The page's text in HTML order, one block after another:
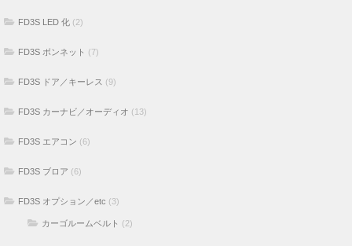
FD3S LED 化 (2)
FD3S ボンネット (7)
FD3S ドア／キーレス (9)
FD3S カーナビ／オーディオ (13)
FD3S エアコン (6)
FD3S ブロア (6)
FD3S オプション／etc (3)
カーゴルームベルト (2)